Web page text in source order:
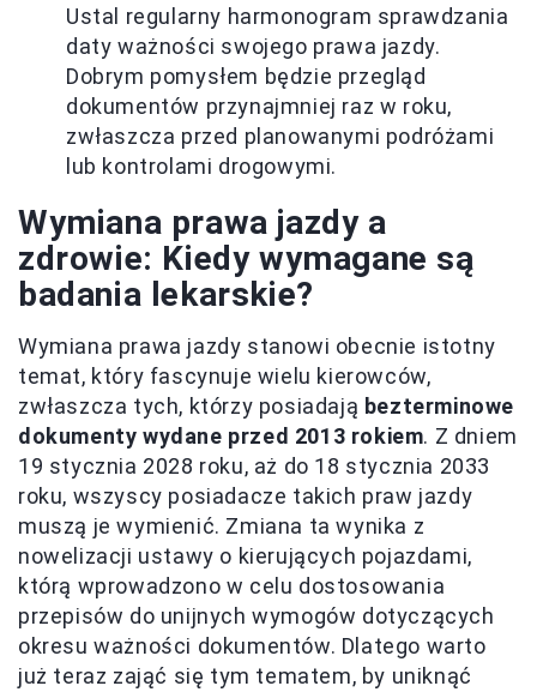
Ustal regularny harmonogram sprawdzania
daty ważności swojego prawa jazdy.
Dobrym pomysłem będzie przegląd
dokumentów przynajmniej raz w roku,
zwłaszcza przed planowanymi podróżami
lub kontrolami drogowymi.
Wymiana prawa jazdy a
zdrowie: Kiedy wymagane są
badania lekarskie?
Wymiana prawa jazdy stanowi obecnie istotny
temat, który fascynuje wielu kierowców,
zwłaszcza tych, którzy posiadają bezterminowe
dokumenty wydane przed 2013 rokiem. Z dniem
19 stycznia 2028 roku, aż do 18 stycznia 2033
roku, wszyscy posiadacze takich praw jazdy
muszą je wymienić. Zmiana ta wynika z
nowelizacji ustawy o kierujących pojazdami,
którą wprowadzono w celu dostosowania
przepisów do unijnych wymogów dotyczących
okresu ważności dokumentów. Dlatego warto
już teraz zająć się tym tematem, by uniknąć